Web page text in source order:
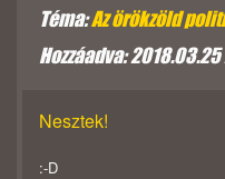
Téma:Az örökzöld
Hozzáadva:
Nesztek!
:-D